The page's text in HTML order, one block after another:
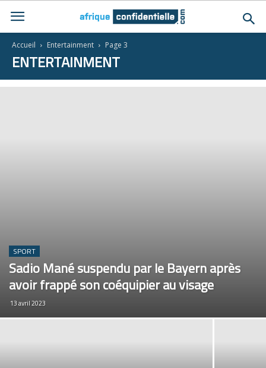
Accueil Entertainment Page 3
ENTERTAINMENT
SPORT
Sadio Mané suspendu par le Bayern après
avoir frappé son coéquipier au visage
13 avril 2023